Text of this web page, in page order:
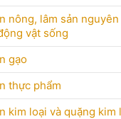
nông, lâm sản
vật sống
gạo
thực phẩm
kim loại và quặng kim